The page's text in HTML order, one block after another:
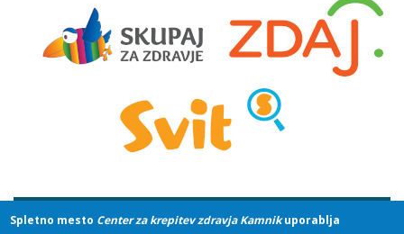
Spletno mesto Center za krepitev zdravja Kamnikuporablja
© 2019 Zdravstveni dom dr. Julija Polca Kamnik